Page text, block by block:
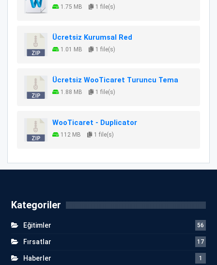
1.75 MB 1 file(s)
Ücretsiz Kurumsal Red
1.01 MB 1 file(s)
Ücretsiz WooTicaret Turuncu Tema
1.88 MB 1 file(s)
WooTicaret - Duplicator
112 MB 1 file(s)
Kategoriler
Eğitimler 56
Fırsatlar 17
Haberler 1